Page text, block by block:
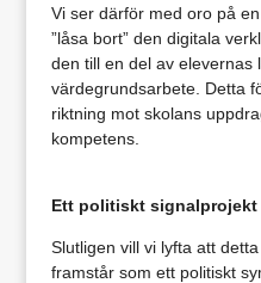
Vi ser därför med oro på
”låsa bort” den digitala
den till en del av elevernas
värdegrundsarbete. Detta
riktning mot skolans
kompetens.
Ett politiskt signalprojekt
Slutligen vill vi lyfta att
framstår som ett politiskt